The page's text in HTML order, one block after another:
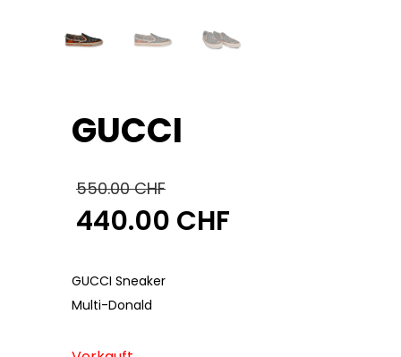
GUCCI
550.00CHF
Ursprünglicher
war:
550.00 CHF
440.00 CHF
Preis
ist:
440.00 CHF.
GUCCI Sneaker
Multi-Donald